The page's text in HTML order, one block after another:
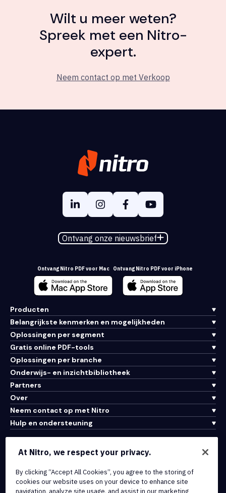
Wilt u meer weten?
Spreek met een Nitro-
expert.
Neem contact op met Verkoop
Ontvang onze nieuwsbrief
Ontvang Nitro PDF voor Mac Ontvang Nitro PDF voor iPhone
Producten
Belangrijkste kenmerken en mogelijkheden
Oplossingen per segment
Gratis online PDF-tools
Oplossingen per branche
Onderwijs- en inzichtbibliotheek
Partners
Over
Neem contact op met Nitro
Hulp en ondersteuning
Integraties en API-connectiviteit
Cookiebeleid
Copyrightbeleid
At Nitro, we respect your privacy.
By clicking “Accept All Cookies”, you agree to the storing of
cookies our website uses on your device to enhance site
navigation, analyze site usage, and assist in our marketing